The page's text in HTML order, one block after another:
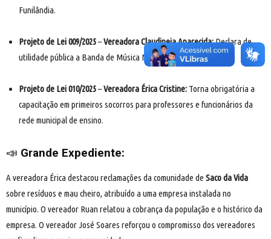
Funilândia.
Projeto de Lei 009/2025–Vereadora Claudineia Aparecida:Declara de
utilidade pública a Banda de Música Nossa Senhora do Rosário.
Projeto de Lei 010/2025–Vereadora Érica Cristine: Torna obrigatória a
capacitação em primeiros socorros para professores e funcionários da
rede municipal de ensino.
📣 Grande Expediente:
A vereadora Érica destacou reclamações da comunidade de Saco da Vida
sobre resíduos e mau cheiro, atribuído a uma empresa instalada no
município. O vereador Ruan relatou a cobrança da população e o histórico da
empresa. O vereador José Soares reforçou o compromisso dos vereadores